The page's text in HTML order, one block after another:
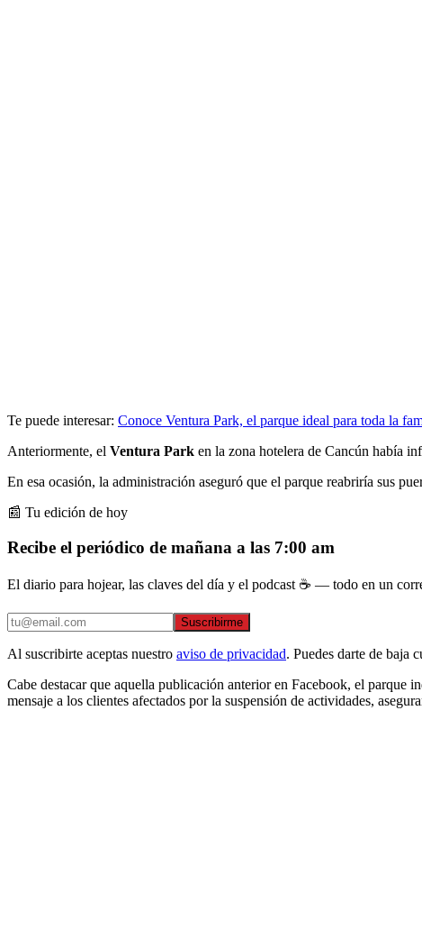
Te puede interesar: Conoce Ventura Park, el parque ideal para toda la
Anteriormente, el Ventura Park en la zona hotelera de Cancún había
En esa ocasión, la administración aseguró que el parque reabriría sus
📰 Tu edición de hoy
Recibe el periódico de mañana a las 7:00 am
El diario para hojear, las claves del día y el podcast ☕ — todo en un
Suscribirme
Al suscribirte aceptas nuestro aviso de privacidad. Puedes darte de baja
Cabe destacar que aquella publicación anterior en Facebook, el parque
mensaje a los clientes afectados por la suspensión de actividades,